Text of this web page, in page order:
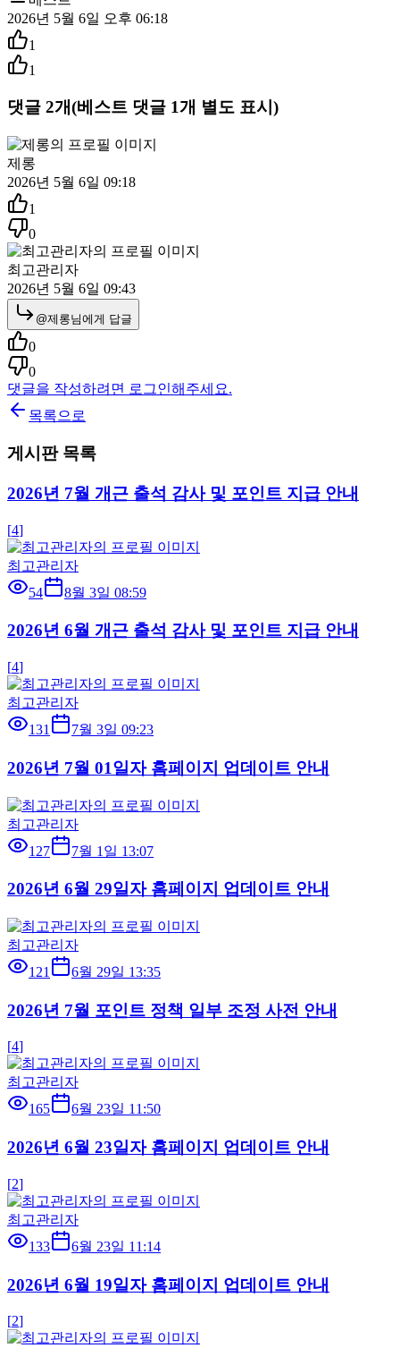
2026년 5월 6일 오후 06:18
1
1
댓글 2개(베스트 댓글 1개 별도 표시)
제롱
2026년 5월 6일 09:18
1
0
최고관리자
2026년 5월 6일 09:43
@제롱님에게 답글
0
0
댓글을 작성하려면 로그인해주세요.
목록으로
게시판 목록
2026년 7월 개근 출석 감사 및 포인트 지급 안내
[4]
최고관리자
54
8월 3일 08:59
2026년 6월 개근 출석 감사 및 포인트 지급 안내
[4]
최고관리자
131
7월 3일 09:23
2026년 7월 01일자 홈페이지 업데이트 안내
최고관리자
127
7월 1일 13:07
2026년 6월 29일자 홈페이지 업데이트 안내
최고관리자
121
6월 29일 13:35
2026년 7월 포인트 정책 일부 조정 사전 안내
[4]
최고관리자
165
6월 23일 11:50
2026년 6월 23일자 홈페이지 업데이트 안내
[2]
최고관리자
133
6월 23일 11:14
2026년 6월 19일자 홈페이지 업데이트 안내
[2]